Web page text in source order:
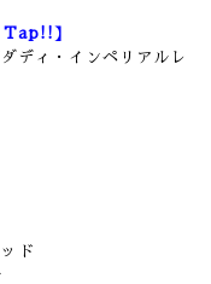
Tap!!】
ディ・インペリアルレ
ド